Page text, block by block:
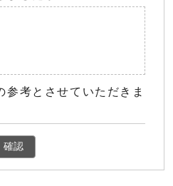
参考とさせていただきま
確認